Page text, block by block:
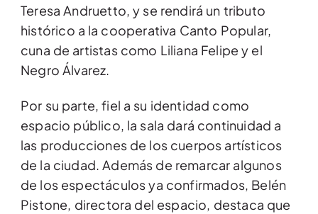
Teresa Andruetto, y se rendirá un tributo
histórico a la cooperativa Canto Popular,
cuna de artistas como Liliana Felipe y el
Negro Álvarez.
Por su parte, fiel a su identidad como
espacio público, la sala dará continuidad a
las producciones de los cuerpos artísticos
de la ciudad. Además de remarcar algunos
de los espectáculos ya confirmados, Belén
Pistone, directora del espacio, destaca que